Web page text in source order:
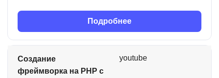
Подробнее
Создание
фреймворка на PHP с
youtube